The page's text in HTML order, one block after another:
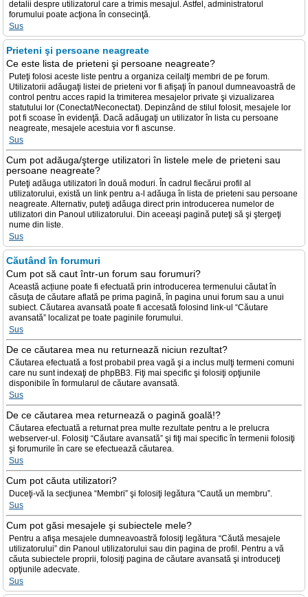
detalii despre utilizatorul care a trimis mesajul. Astfel, administratorul
forumului poate acţiona în consecinţă.
Sus
Prieteni şi persoane neagreate
Ce este lista de prieteni şi persoane neagreate?
Puteţi folosi aceste liste pentru a organiza ceilalţi membri de pe forum.
Utilizatorii adăugaţi listei de prieteni vor fi afişaţi în panoul dumneavoastră de
control pentru acces rapid la trimiterea mesajelor private şi vizualizarea
statutului lor (Conectat/Neconectat). Depinzând de stilul folosit, mesajele lor
pot fi scoase în evidenţă. Dacă adăugaţi un utilizator în lista cu persoane
neagreate, mesajele acestuia vor fi ascunse.
Sus
Cum pot adăuga/şterge utilizatori în listele mele de prieteni sau
persoane neagreate?
Puteţi adăuga utilizatori în două moduri. În cadrul fiecărui profil al
utilizatorului, există un link pentru a-l adăuga în lista de prieteni sau persoane
neagreate. Alternativ, puteţi adăuga direct prin introducerea numelor de
utilizatori din Panoul utilizatorului. Din aceeaşi pagină puteţi să şi ştergeţi
nume din liste.
Sus
Căutând în forumuri
Cum pot să caut într-un forum sau forumuri?
Această acțiune poate fi efectuată prin introducerea termenului căutat în
căsuţa de căutare aflată pe prima pagină, în pagina unui forum sau a unui
subiect. Căutarea avansată poate fi accesată folosind link-ul “Căutare
avansată” localizat pe toate paginile forumului.
Sus
De ce căutarea mea nu returnează niciun rezultat?
Căutarea efectuată a fost probabil prea vagă şi a inclus mulţi termeni comuni
care nu sunt indexaţi de phpBB3. Fiţi mai specific şi folosiţi opţiunile
disponibile în formularul de căutare avansată.
Sus
De ce căutarea mea returnează o pagină goală!?
Căutarea efectuată a returnat prea multe rezultate pentru a le prelucra
webserver-ul. Folosiţi “Căutare avansată” şi fiţi mai specific în termenii folosiţi
şi forumurile în care se efectuează căutarea.
Sus
Cum pot căuta utilizatori?
Duceţi-vă la secţiunea “Membri” şi folosiţi legătura “Caută un membru”.
Sus
Cum pot găsi mesajele şi subiectele mele?
Pentru a afişa mesajele dumneavoastră folosiţi legătura “Căută mesajele
utilizatorului” din Panoul utilizatorului sau din pagina de profil. Pentru a vă
căuta subiectele proprii, folosiţi pagina de căutare avansată şi introduceţi
opţiunile adecvate.
Sus